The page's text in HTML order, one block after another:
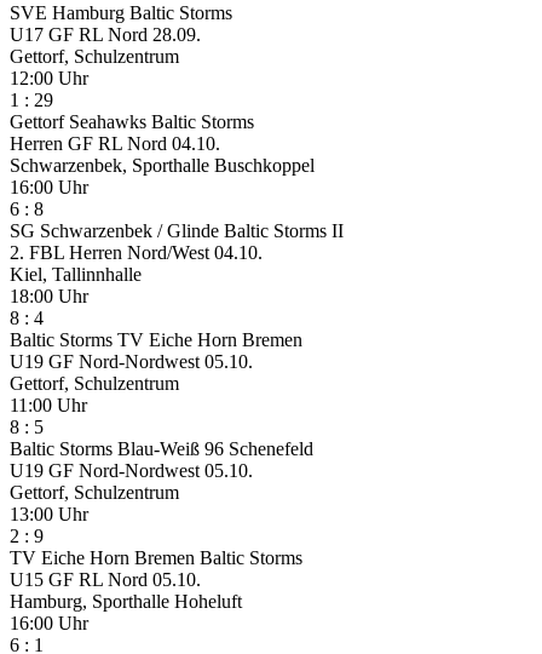
SVE Hamburg Baltic Storms
U17 GF RL Nord 28.09.
Gettorf, Schulzentrum
12:00 Uhr
1 : 29
Gettorf Seahawks Baltic Storms
Herren GF RL Nord 04.10.
Schwarzenbek, Sporthalle Buschkoppel
16:00 Uhr
6 : 8
SG Schwarzenbek / Glinde Baltic Storms II
2. FBL Herren Nord/West 04.10.
Kiel, Tallinnhalle
18:00 Uhr
8 : 4
Baltic Storms TV Eiche Horn Bremen
U19 GF Nord-Nordwest 05.10.
Gettorf, Schulzentrum
11:00 Uhr
8 : 5
Baltic Storms Blau-Weiß 96 Schenefeld
U19 GF Nord-Nordwest 05.10.
Gettorf, Schulzentrum
13:00 Uhr
2 : 9
TV Eiche Horn Bremen Baltic Storms
U15 GF RL Nord 05.10.
Hamburg, Sporthalle Hoheluft
16:00 Uhr
6 : 1